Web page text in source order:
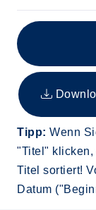
Insgesamt
Tipp: Wenn
"Titel" klicken,
Titel sortiert!
Datum